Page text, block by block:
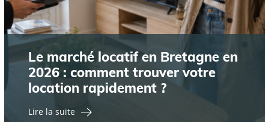
Le marché locatif en Bretagne en
2026 : comment trouver votre
location rapidement ?
Lire la suite